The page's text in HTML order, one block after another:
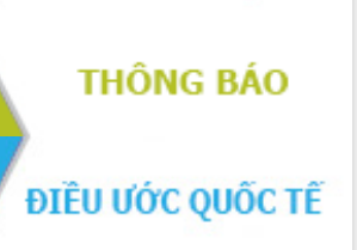
thực
Công bố
tư tỉnh Đắk
nhanh
tai
Quy